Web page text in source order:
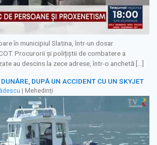
în municipiul Slatina, într-un dosar
Procurorii și polițiștii de combatere a
au descins la zece adrese, într-o anchetă […]
DUPĂ UN ACCIDENT CU UN SKYJET
| Mehedinți